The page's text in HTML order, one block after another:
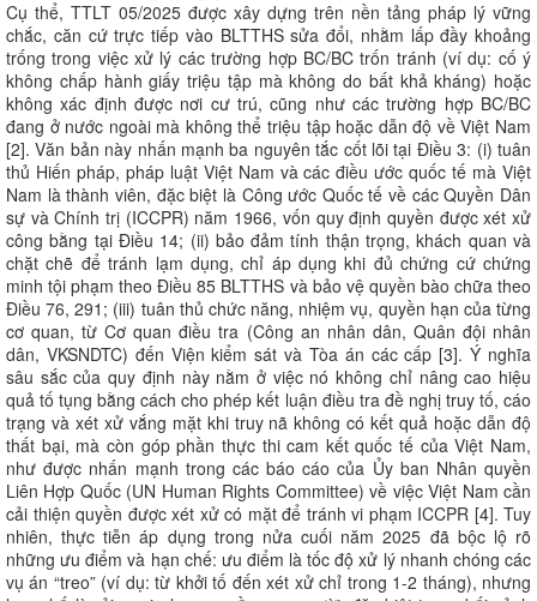
Cụ thể, TTLT 05/2025 được xây dựng trên nền tảng pháp lý vững
chắc, căn cứ trực tiếp vào BLTTHS sửa đổi, nhằm lấp đầy khoảng
trống trong việc xử lý các trường hợp BC/BC trốn tránh (ví dụ: cố ý
không chấp hành giấy triệu tập mà không do bất khả kháng) hoặc
không xác định được nơi cư trú, cũng như các trường hợp BC/BC
đang ở nước ngoài mà không thể triệu tập hoặc dẫn độ về Việt Nam
[2]. Văn bản này nhấn mạnh ba nguyên tắc cốt lõi tại Điều 3: (i) tuân
thủ Hiến pháp, pháp luật Việt Nam và các điều ước quốc tế mà Việt
Nam là thành viên, đặc biệt là Công ước Quốc tế về các Quyền Dân
sự và Chính trị (ICCPR) năm 1966, vốn quy định quyền được xét xử
công bằng tại Điều 14; (ii) bảo đảm tính thận trọng, khách quan và
chặt chẽ để tránh lạm dụng, chỉ áp dụng khi đủ chứng cứ chứng
minh tội phạm theo Điều 85 BLTTHS và bảo vệ quyền bào chữa theo
Điều 76, 291; (iii) tuân thủ chức năng, nhiệm vụ, quyền hạn của từng
cơ quan, từ Cơ quan điều tra (Công an nhân dân, Quân đội nhân
dân, VKSNDTC) đến Viện kiểm sát và Tòa án các cấp [3]. Ý nghĩa
sâu sắc của quy định này nằm ở việc nó không chỉ nâng cao hiệu
quả tố tụng bằng cách cho phép kết luận điều tra đề nghị truy tố, cáo
trạng và xét xử vắng mặt khi truy nã không có kết quả hoặc dẫn độ
thất bại, mà còn góp phần thực thi cam kết quốc tế của Việt Nam,
như được nhấn mạnh trong các báo cáo của Ủy ban Nhân quyền
Liên Hợp Quốc (UN Human Rights Committee) về việc Việt Nam cần
cải thiện quyền được xét xử có mặt để tránh vi phạm ICCPR [4]. Tuy
nhiên, thực tiễn áp dụng trong nửa cuối năm 2025 đã bộc lộ rõ
những ưu điểm và hạn chế: ưu điểm là tốc độ xử lý nhanh chóng các
vụ án “treo” (ví dụ: từ khởi tố đến xét xử chỉ trong 1-2 tháng), nhưng